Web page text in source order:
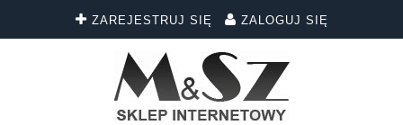
ZAREJESTRUJ SIĘ ZALOGUJ SIĘ